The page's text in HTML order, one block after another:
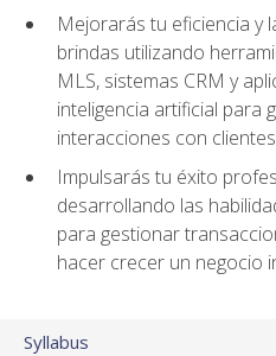
Mejorarás tu eficiencia y
brindas utilizando
MLS, sistemas CRM y
inteligencia artificial para
interacciones con clientes
Impulsarás tu éxito
desarrollando las
para gestionar
hacer crecer un negocio
Syllabus